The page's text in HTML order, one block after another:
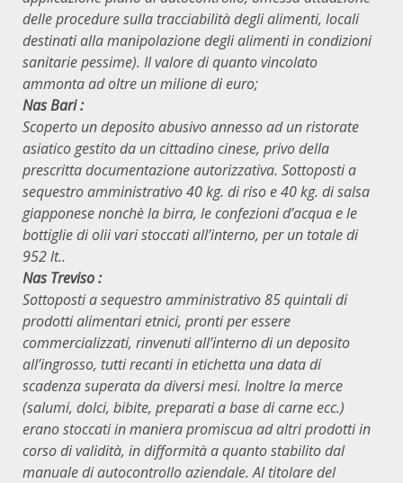
delle procedure sulla tracciabilità degli alimenti, locali
destinati alla manipolazione degli alimenti in condizioni
sanitarie pessime). Il valore di quanto vincolato
ammonta ad oltre un milione di euro;
Nas Bari :
Scoperto un deposito abusivo annesso ad un ristorate
asiatico gestito da un cittadino cinese, privo della
prescritta documentazione autorizzativa. Sottoposti a
sequestro amministrativo 40 kg. di riso e 40 kg. di salsa
giapponese nonchè la birra, le confezioni d’acqua e le
bottiglie di olii vari stoccati all’interno, per un totale di
952 lt..
Nas Treviso :
Sottoposti a sequestro amministrativo 85 quintali di
prodotti alimentari etnici, pronti per essere
commercializzati, rinvenuti all’interno di un deposito
all’ingrosso, tutti recanti in etichetta una data di
scadenza superata da diversi mesi. Inoltre la merce
(salumi, dolci, bibite, preparati a base di carne ecc.)
erano stoccati in maniera promiscua ad altri prodotti in
corso di validità, in difformità a quanto stabilito dal
manuale di autocontrollo aziendale. Al titolare del